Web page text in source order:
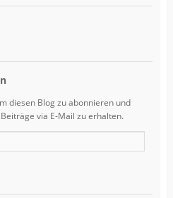
diesen Blog zu abonnieren und
via E-Mail zu erhalten.